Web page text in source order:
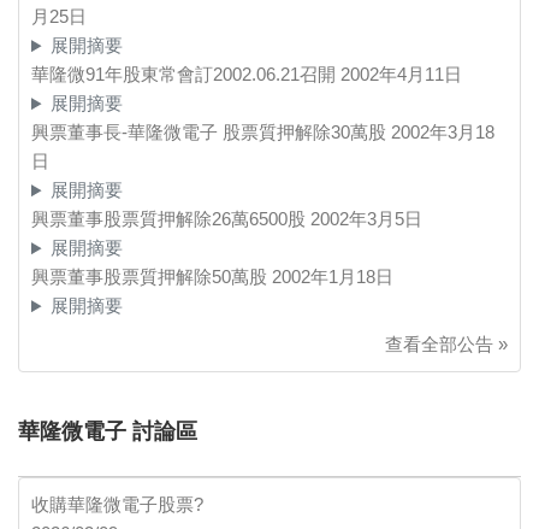
月25日
展開摘要
華隆微91年股東常會訂2002.06.21召開 2002年4月11日
展開摘要
興票董事長-華隆微電子 股票質押解除30萬股 2002年3月18
日
展開摘要
興票董事股票質押解除26萬6500股 2002年3月5日
展開摘要
興票董事股票質押解除50萬股 2002年1月18日
展開摘要
查看全部公告 »
華隆微電子 討論區
收購華隆微電子股票?